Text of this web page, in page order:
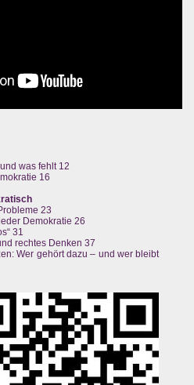
was fehlt 12
16
23
Demokratie 26
31
rechtes Denken 37
Wer gehört dazu – und wer bleibt